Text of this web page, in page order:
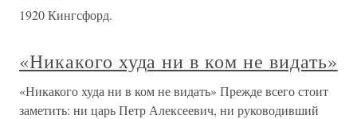
1920 Кингсфорд.
«Никакого худа ни в ком не видать»
«Никакого худа ни в ком не видать» Прежде всего стоит
заметить: ни царь Петр Алексеевич, ни руководивший